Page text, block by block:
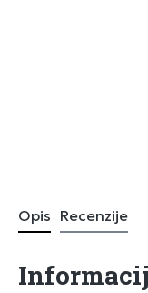
Opis Recenzije